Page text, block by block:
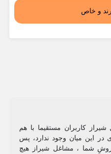
و خاص
کاربران مستقیما با هم
این میان وجود ندارد، پس
شما ، مشاغل شیراز هیچ